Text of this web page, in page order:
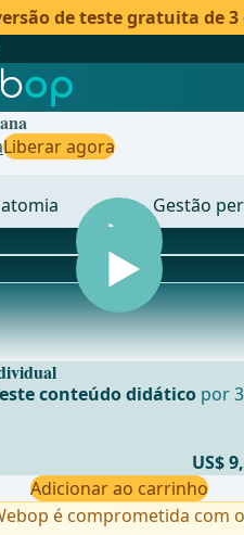
de teste gratuita de 3
Brasileiro
✓
Liberar agora
Gestão
de Cirurgia Geral, Visceral
conteúdo didático por
US$
Adicionar ao carrinho
é comprometida com